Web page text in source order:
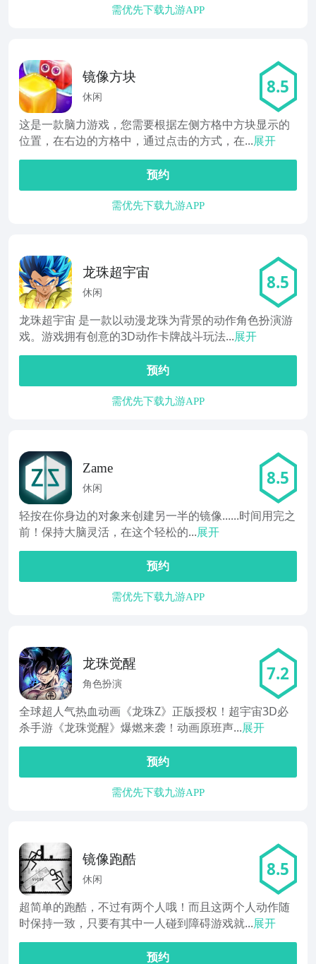
需优先下载九游APP
镜像方块
休闲 8.5
这是一款脑力游戏，您需要根据左侧方格中方块显示的
位置，在右边的方格中，通过点击的方式，在...展开
预约
需优先下载九游APP
龙珠超宇宙
休闲 8.5
龙珠超宇宙 是一款以动漫龙珠为背景的动作角色扮演游
戏。游戏拥有创意的3D动作卡牌战斗玩法...展开
预约
需优先下载九游APP
Zame
休闲 8.5
轻按在你身边的对象来创建另一半的镜像......时间用完之
前！保持大脑灵活，在这个轻松的...展开
预约
需优先下载九游APP
龙珠觉醒
角色扮演 7.2
全球超人气热血动画《龙珠Z》正版授权！超宇宙3D必
杀手游《龙珠觉醒》爆燃来袭！动画原班声...展开
预约
需优先下载九游APP
镜像跑酷
休闲 8.5
超简单的跑酷，不过有两个人哦！而且这两个人动作随
时保持一致，只要有其中一人碰到障碍游戏就...展开
预约